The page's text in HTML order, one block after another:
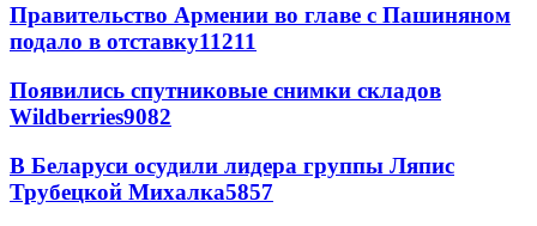
Правительство Армении во главе с Пашиняном
подало в отставку11211
Появились спутниковые снимки складов
Wildberries9082
В Беларуси осудили лидера группы Ляпис
Трубецкой Михалка5857